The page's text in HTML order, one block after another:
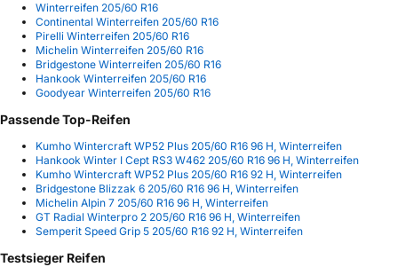
Winterreifen 205/60 R16
Continental Winterreifen 205/60 R16
Pirelli Winterreifen 205/60 R16
Michelin Winterreifen 205/60 R16
Bridgestone Winterreifen 205/60 R16
Hankook Winterreifen 205/60 R16
Goodyear Winterreifen 205/60 R16
Passende Top-Reifen
Kumho Wintercraft WP52 Plus 205/60 R16 96 H, Winterreifen
Hankook Winter I Cept RS3 W462 205/60 R16 96 H, Winterreifen
Kumho Wintercraft WP52 Plus 205/60 R16 92 H, Winterreifen
Bridgestone Blizzak 6 205/60 R16 96 H, Winterreifen
Michelin Alpin 7 205/60 R16 96 H, Winterreifen
GT Radial Winterpro 2 205/60 R16 96 H, Winterreifen
Semperit Speed Grip 5 205/60 R16 92 H, Winterreifen
Testsieger Reifen